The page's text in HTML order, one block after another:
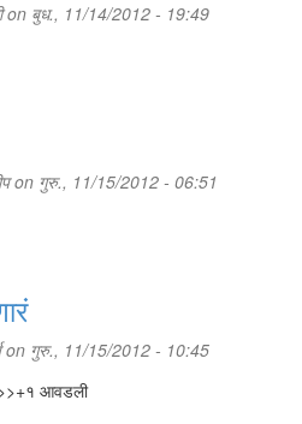
on बुध., 11/14/2012 - 19:49
on गुरु., 11/15/2012 - 06:51
on गुरु., 11/15/2012 - 10:45
आवडली